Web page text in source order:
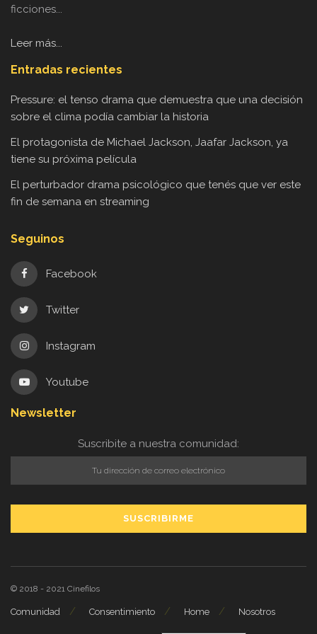
ficciones...
Leer más...
Entradas recientes
Pressure: el tenso drama que demuestra que una decisión
sobre el clima podía cambiar la historia
El protagonista de Michael Jackson, Jaafar Jackson, ya
tiene su próxima película
El perturbador drama psicológico que tenés que ver este
fin de semana en streaming
Seguinos
Facebook
Twitter
Instagram
Youtube
Newsletter
Suscribite a nuestra comunidad:
© 2018 - 2021 Cinefilos
Comunidad Consentimiento Home Nosotros